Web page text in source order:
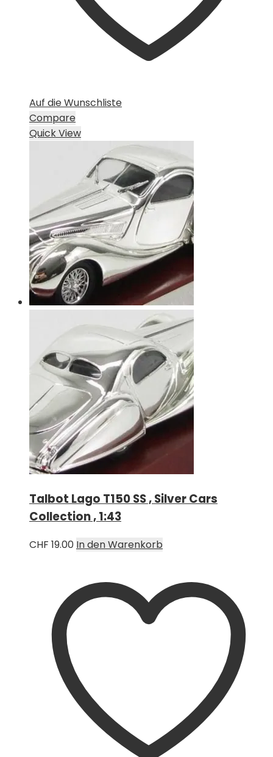
Auf die Wunschliste
Compare
Quick View
Talbot Lago T150 SS , Silver Cars
Collection , 1:43
CHF 19.00 In den Warenkorb